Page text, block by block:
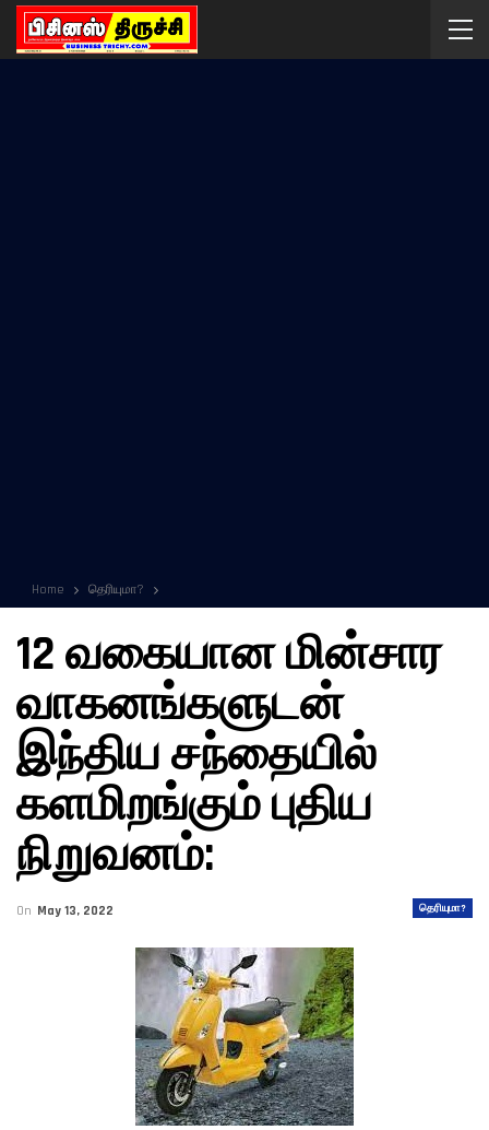
Home தெரியுமா?
12 வகையான மின்சார
வாகனங்களுடன்
இந்திய சந்தையில்
களமிறங்கும் புதிய
நிறுவனம்:
தெரியுமா?
On May 13, 2022